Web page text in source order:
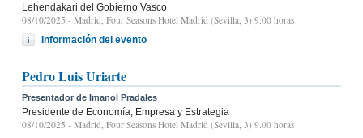
Lehendakari del Gobierno Vasco
08/10/2025 - Madrid, Four Seasons Hotel Madrid (Sevilla, 3) 9.00 horas
Información del evento
Pedro Luis Uriarte
Presentador de Imanol Pradales
Presidente de Economía, Empresa y Estrategia
08/10/2025 - Madrid, Four Seasons Hotel Madrid (Sevilla, 3) 9.00 horas